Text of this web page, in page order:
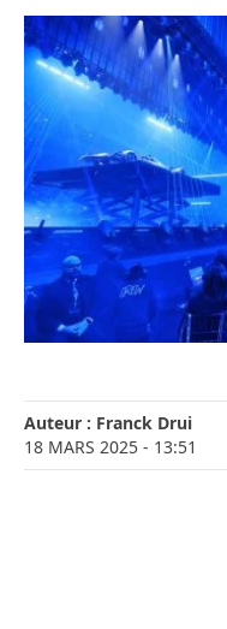
Auteur : Franck Drui
18 MARS 2025 - 13:51